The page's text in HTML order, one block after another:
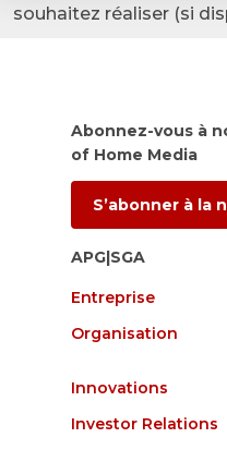
souhaitez réaliser (si
Abonnez-vous à
of Home Media
S’abonner à la
APG|SGA
Entreprise
Organisation
Innovations
Investor Relations